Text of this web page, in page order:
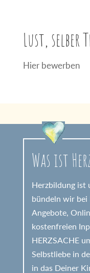
Lust, selber
Hier bewerben
Was ist
Herzbildung ist
bündeln wir bei
Angebote,
kostenfreien
HERZSACHE
Selbstliebe in
in das Deiner